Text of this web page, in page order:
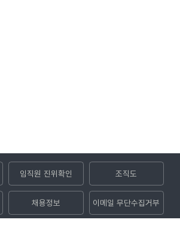
임직원 진위확인 조직도
채용정보 이메일 무단수집거부